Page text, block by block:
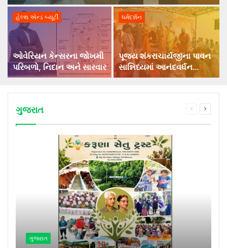
હેલ્થ એન્ડ બ્યૂટી
ઓવેરિયન કેન્સરના જોખમી
પરિબળો, નિદાન અને સારવાર
ધર્મદર્શન
પૂજ્ય શંકરાચાર્યજીના પાવન
સાન્નિધ્યમાં આનંદવર્ધન
આશ્રમ, ગામ વાસણા…
ગુજરાત
Previous
ગુજરાત